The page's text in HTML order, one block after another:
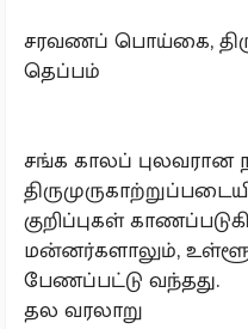
சரவணப் பொய்கை,
தெப்பம்
சங்க காலப் புலவரான
குறிப்புகள்
மன்னர்களாலும்,
பேணப்பட்டு வந்தது.
தல வரலாறு